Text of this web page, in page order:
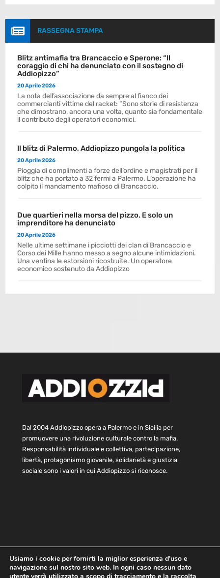
 RASSEGNA STAMPA
Blitz antimafia tra Brancaccio e Sperone: “Il
coraggio di chi ha denunciato con il sostegno di
Addiopizzo”
20 Aprile 2026
La nota dell’associazione da sempre al fianco dei
commercianti vittime del racket: “Sono storie di resistenza
che dimostrano, ancora una volta, quanto sia fondamentale
il contributo degli operatori economici.
Il blitz di Palermo, Addiopizzo pungola la politica
20 Aprile 2026
Pioggia di complimenti a forze dell’ordine e magistrati per il
blitz che ha portato a 32 fermi a Palermo. L’operazione ha
colpito il mandamento mafioso di Brancaccio.
Due quartieri nella morsa del pizzo. E solo un
imprenditore ha denunciato
20 Aprile 2026
Nelle ultime settimane i picciotti dei clan di Brancaccio e
Corso dei Mille hanno messo a segno alcune intimidazioni.
Una ventina le estorsioni ricostruite. Un operatore
economico sostenuto da Addiopizzo
Dal 2004 Addiopizzo opera a Palermo e in Sicilia per
promuovere una rivoluzione culturale contro la mafia.
Responsabilità individuale e collettiva, partecipazione,
libertà, protagonismo giovanile, solidarietà e giustizia
sociale sono i valori in cui Addiopizzo si riconosce.
Home Statuto e bilancio
Contatti
Usiamo i cookie per fornirti la miglior esperienza d'uso e
navigazione sul nostro sito web. In ogni caso nessun dato